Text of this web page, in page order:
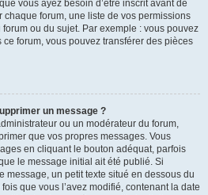
vous ayez besoin d’être inscrit avant de
forum, une liste de vos permissions
ou du sujet. Par exemple : vous pouvez
forum, vous pouvez transférer des pièces
un message ?
ou un modérateur du forum,
que vos propres messages. Vous
en cliquant le bouton adéquat, parfois
le message initial ait été publié. Si
message, un petit texte situé en dessous du
que vous l’avez modifié, contenant la date